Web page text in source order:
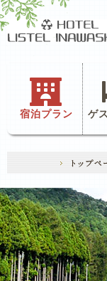
宿泊プラン ゲ